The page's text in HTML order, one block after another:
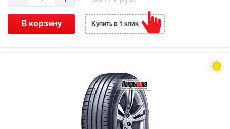
В корзину Купить в 1 клик